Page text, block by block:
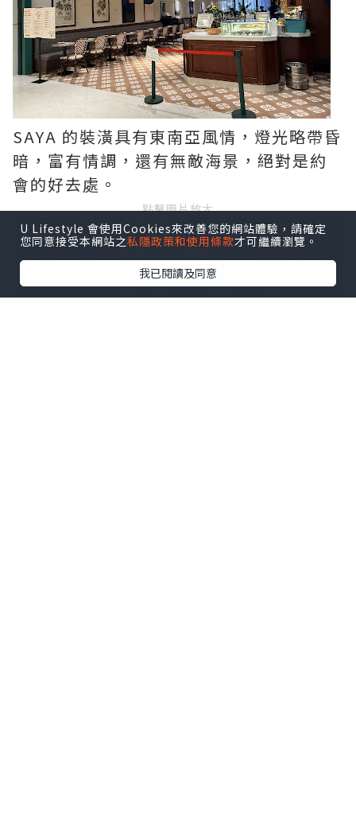
SAYA 的裝潢具有東南亞風情，燈光略帶昏
暗，富有情調，還有無敵海景，絕對是約
會的好去處。
點擊圖片放大
+2
U Lifestyle 會使用Cookies來改善您的網站體驗，請確定
您同意接受本網站之私隱政策和使用條款才可繼續瀏覽。
我已閱讀及同意